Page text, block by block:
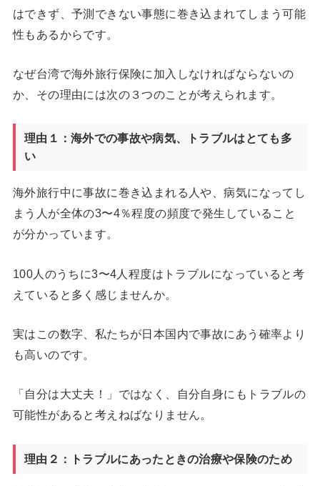
はできず、予測できない事態に巻き込まれてしまう可能
性もあるからです。
なぜ台湾で海外旅行保険に加入しなければならないの
か、その理由には次の３つのことが考えられます。
理由１：海外での事故や病気、トラブルはとても多
い
海外旅行中に事故に巻き込まれる人や、病気になってし
まう人が全体の3〜4％程度の頻度で発生していること
が分かっています。
100人のうちに3〜4人程度はトラブルになっていると考
えていると多く感じませんか。
実はこの数字、私たちが日本国内で事故にあう確率より
も高いのです。
「自分は大丈夫！」ではなく、自分自身にもトラブルの
可能性があると考えねばなりません。
理由２：トラブルにあったときの治療や保険のため